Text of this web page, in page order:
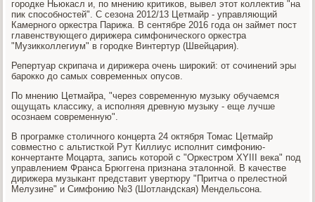
городке Ньюкасл и, по мнению критиков, вывел этот коллектив "на
пик способностей". С сезона 2012/13 Цетмайр - управляющий
Камерного оркестра Парижа. В сентябре 2016 года он займет пост
главенствующего дирижера симфонического оркестра
"Музикколлегиум" в городке Винтертур (Швейцария).
Репертуар скрипача и дирижера очень широкий: от сочинений эры
барокко до самых современных опусов.
По мнению Цетмайра, "через современную музыку обучаемся
ощущать классику, а исполняя древную музыку - еще лучше
осознаем современную".
В програмке столичного концерта 24 октября Томас Цетмайр
совместно с альтисткой Рут Киллиус исполнит симфонию-
кончертанте Моцарта, запись которой с "Оркестром ХYIII века" под
управлением Франса Брюггена признана эталонной. В качестве
дирижера музыкант представит увертюру "Притча о прелестной
Мелузине" и Симфонию №3 (Шотландская) Мендельсона.